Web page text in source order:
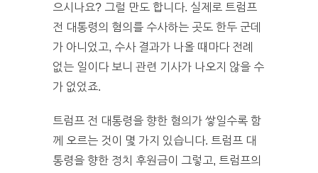
으시나요? 그럴 만도 합니다. 실제로 트럼프
전 대통령의 혐의를 수사하는 곳도 한두 군데
가 아니었고, 수사 결과가 나올 때마다 전례
없는 일이다 보니 관련 기사가 나오지 않을 수
가 없었죠.
트럼프 전 대통령을 향한 혐의가 쌓일수록 함
께 오르는 것이 몇 가지 있습니다. 트럼프 대
통령을 향한 정치 후원금이 그렇고, 트럼프의